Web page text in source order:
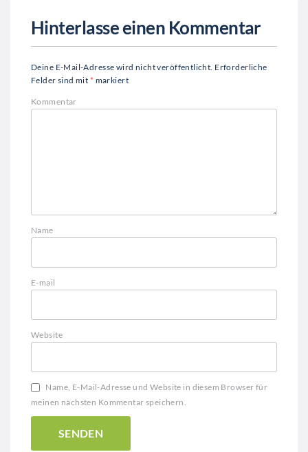
Hinterlasse einen Kommentar
Deine E-Mail-Adresse wird nicht veröffentlicht. Erforderliche
Felder sind mit * markiert
Kommentar
Name
E-mail
Website
Name, E-Mail-Adresse und Website in diesem Browser für
meinen nächsten Kommentar speichern.